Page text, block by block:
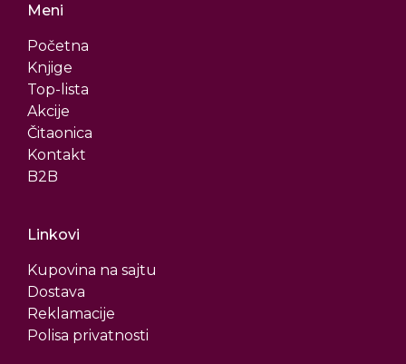
Meni
Početna
Knjige
Top-lista
Akcije
Čitaonica
Kontakt
B2B
Linkovi
Kupovina na sajtu
Dostava
Reklamacije
Polisa privatnosti